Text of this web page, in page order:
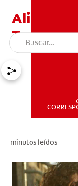
Alinear
minutos leídos